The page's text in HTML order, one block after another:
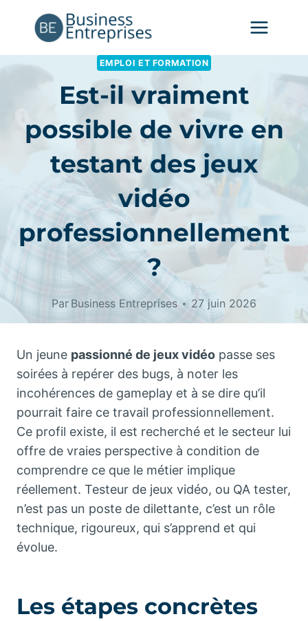
EMPLOI ET FORMATION
Est-il vraiment
possible de vivre en
testant des jeux
vidéo
professionnellement
?
Par Business Entreprises 27 juin 2026
Un jeune passionné de jeux vidéo passe ses
soirées à repérer des bugs, à noter les
incohérences de gameplay et à se dire qu’il
pourrait faire ce travail professionnellement.
Ce profil existe, il est recherché et le secteur lui
offre de vraies perspective à condition de
comprendre ce que le métier implique
réellement. Testeur de jeux vidéo, ou QA tester,
n’est pas un poste de dilettante, c’est un rôle
technique, rigoureux, qui s’apprend et qui
évolue.
Les étapes concrètes